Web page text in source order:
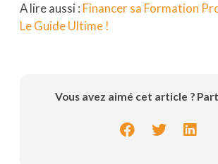
A lire aussi : Financer sa Formation
Le Guide Ultime !
Vous avez aimé cet article ?